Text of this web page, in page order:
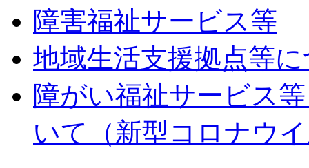
障害福祉サービス等
地域生活支援拠点等
障がい福祉サービス
いて（新型コロナウ